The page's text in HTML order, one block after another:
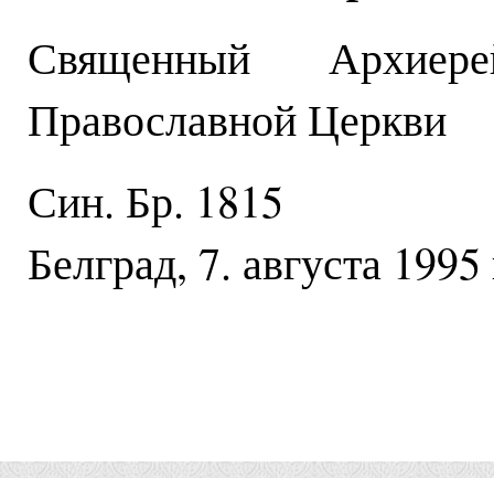
Священный
Православной Церкви
Син. Бр. 1815
Белград, 7. августа 1995